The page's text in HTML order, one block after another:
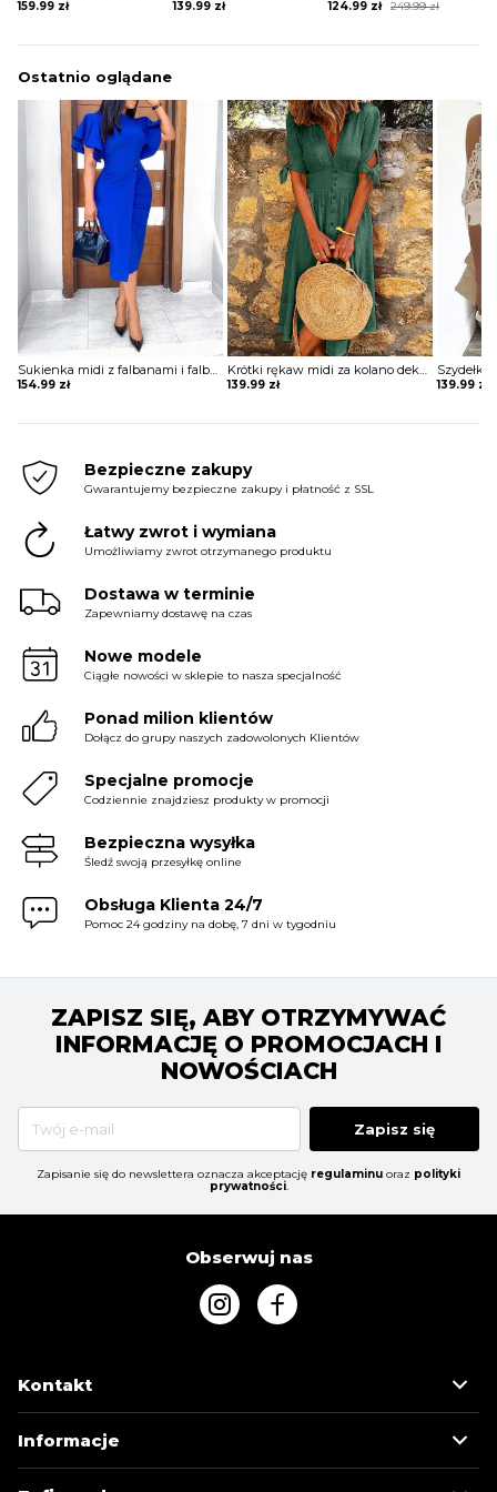
159.99 zł 139.99 zł 249.99zł
Original
124.99 zł
Current
Ostatnio oglądane
Sukienka midi z falbanami i falbankami Trudey
154.99 zł
Krótki rękaw midi za kolano dekolt V zapinana guziki pas z koła ściągacz kokardka casual na co dzień suknia sukienka Cansel
139.99 zł 139.99 zł
Bezpieczne zakupy
Gwarantujemy bezpieczne zakupy i płatność z SSL
Łatwy zwrot i wymiana
Umożliwiamy zwrot otrzymanego produktu
Dostawa w terminie
Zapewniamy dostawę na czas
Nowe modele
Ciągłe nowości w sklepie to nasza specjalność
Ponad milion klientów
Dołącz do grupy naszych zadowolonych Klientów
Specjalne promocje
Codziennie znajdziesz produkty w promocji
Bezpieczna wysyłka
Śledź swoją przesyłkę online
Obsługa Klienta 24/7
Pomoc 24 godziny na dobę, 7 dni w tygodniu
ZAPISZ SIĘ, ABY OTRZYMYWAĆ
INFORMACJĘ O PROMOCJACH I
NOWOŚCIACH
Zapisz się
Zapisanie się do newslettera oznacza akceptację regulaminu oraz polityki
prywatności.
Obserwuj nas
Kontakt
Informacje